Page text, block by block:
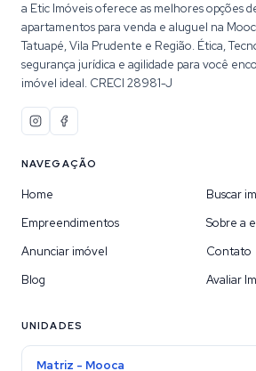
a Etic Imóveis oferece as melhores opções
apartamentos para venda e aluguel na
Tatuapé, Vila Prudente e Região. Ética,
segurança jurídica e agilidade para você
imóvel ideal. CRECI 28981-J
NAVEGAÇÃO
Home
Buscar
Empreendimentos
Sobre a
Anunciar imóvel
Contato
Blog
Avaliar
UNIDADES
Matriz - Mooca